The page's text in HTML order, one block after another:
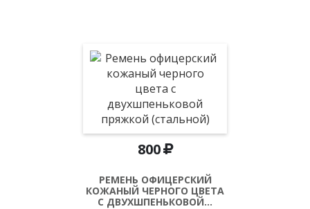
800
РЕМЕНЬ ОФИЦЕРСКИЙ
КОЖАНЫЙ ЧЕРНОГО ЦВЕТА
С ДВУХШПЕНЬКОВОЙ…